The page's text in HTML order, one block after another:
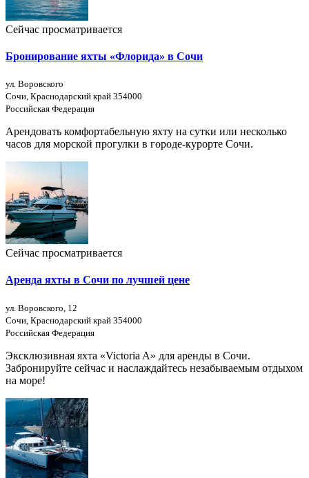
Сейчас просматривается
Бронирование яхты «Флорида» в Сочи
ул. Воровского
Сочи, Краснодарский край 354000
Российская Федерация
Арендовать комфортабельную яхту на сутки или несколько
часов для морской прогулки в городе-курорте Сочи.
Сейчас просматривается
Аренда яхты в Сочи по лучшей цене
ул. Воровского, 12
Сочи, Краснодарский край 354000
Российская Федерация
Эксклюзивная яхта «Victoria A» для аренды в Сочи.
Забронируйте сейчас и наслаждайтесь незабываемым отдыхом
на море!